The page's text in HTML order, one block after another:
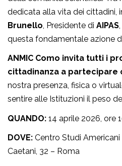
dedicata alla vita dei cittadini,
Brunello , Presidente di AIPAS
questa fondamentale azione
ANMIC Como invita tutti i
cittadinanza a partecipare
nostra presenza, fisica o
sentire alle Istituzioni il peso
QUANDO: 14 aprile 2026, ore
DOVE: Centro Studi
Caetani, 32 – Roma